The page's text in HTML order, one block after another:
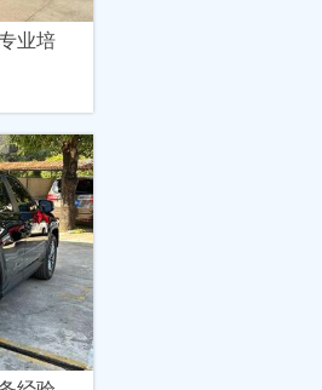
业培